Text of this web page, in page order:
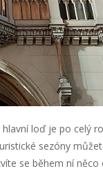
loď je po celý
sezóny
se během ní něco